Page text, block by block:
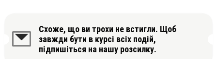
Схоже, що ви трохи не встигли. Щоб
завжди бути в курсі всіх подій,
підпишіться на нашу розсилку.